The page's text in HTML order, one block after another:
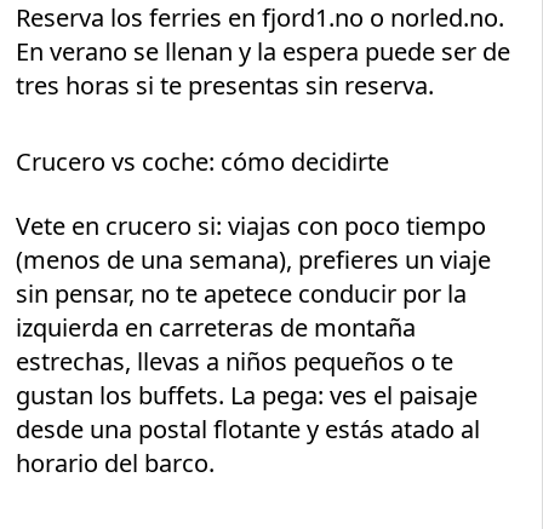
Reserva los ferries en fjord1.no o norled.no.
En verano se llenan y la espera puede ser de
tres horas si te presentas sin reserva.
Crucero vs coche: cómo decidirte
Vete en crucero si: viajas con poco tiempo
(menos de una semana), prefieres un viaje
sin pensar, no te apetece conducir por la
izquierda en carreteras de montaña
estrechas, llevas a niños pequeños o te
gustan los buffets. La pega: ves el paisaje
desde una postal flotante y estás atado al
horario del barco.